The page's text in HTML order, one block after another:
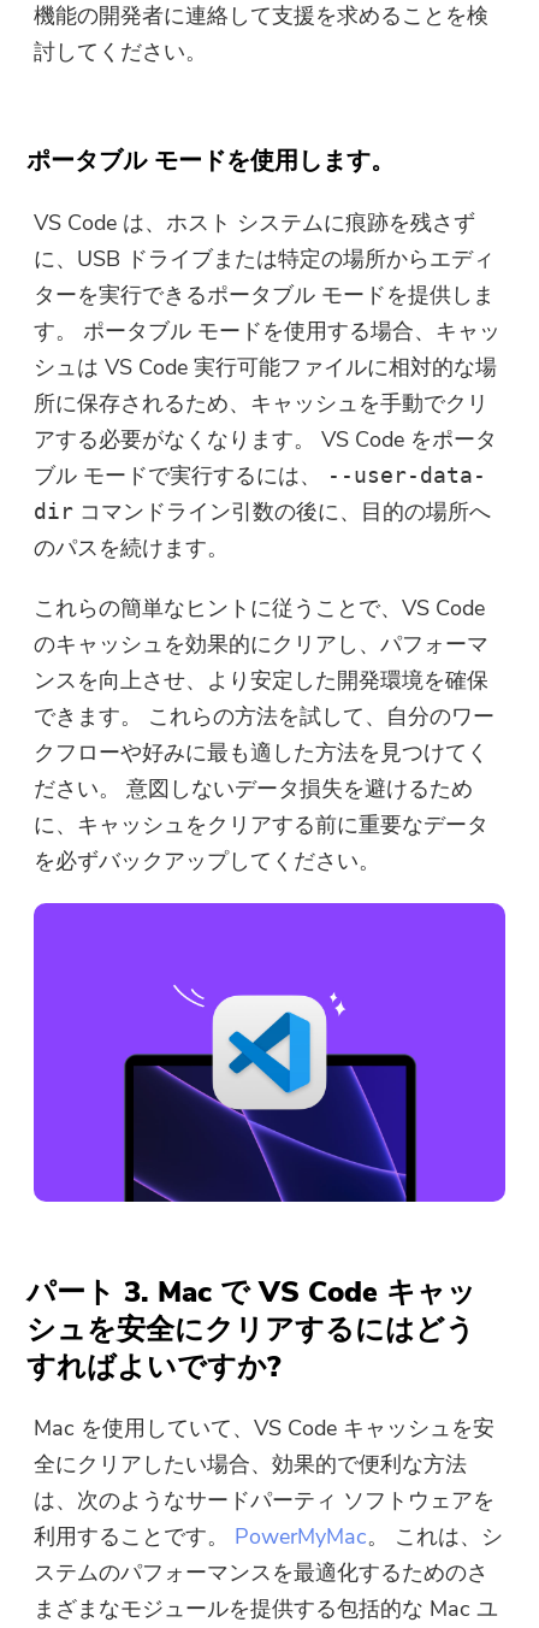
機能の開発者に連絡して支援を求めることを検
討してください。
ポータブル モードを使用します。
VS Code は、ホスト システムに痕跡を残さず
に、USB ドライブまたは特定の場所からエディ
ターを実行できるポータブル モードを提供しま
す。 ポータブル モードを使用する場合、キャッ
シュは VS Code 実行可能ファイルに相対的な場
所に保存されるため、キャッシュを手動でクリ
アする必要がなくなります。 VS Code をポータ
ブル モードで実行するには、
--user-data-
dir コマンドライン引数の後に、目的の場所へ
のパスを続けます。
これらの簡単なヒントに従うことで、VS Code
のキャッシュを効果的にクリアし、パフォーマ
ンスを向上させ、より安定した開発環境を確保
できます。 これらの方法を試して、自分のワー
クフローや好みに最も適した方法を見つけてく
ださい。 意図しないデータ損失を避けるため
に、キャッシュをクリアする前に重要なデータ
を必ずバックアップしてください。
パート 3. Mac で VS Code キャッ
シュを安全にクリアするにはどう
すればよいですか?
Mac を使用していて、VS Code キャッシュを安
全にクリアしたい場合、効果的で便利な方法
は、次のようなサードパーティ ソフトウェアを
利用することです。 PowerMyMac。 これは、シ
ステムのパフォーマンスを最適化するためのさ
まざまなモジュールを提供する包括的な Mac ユ
ご購読ありがとうございます。
ご購読ありがとうございます！
た。購入ボタンをクリックして、ソ
フトウェアを直接購入することもで
今すぐ購入